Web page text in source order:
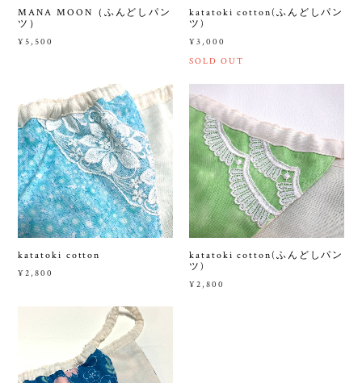
MANA MOON（ふんどしパン
ツ）
¥5,500
katatoki cotton(ふんどしパン
ツ)
¥3,000
SOLD OUT
katatoki cotton
¥2,800
katatoki cotton(ふんどしパン
ツ)
¥2,800